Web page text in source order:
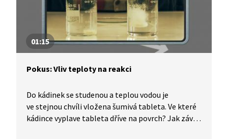
01:15
Pokus: Vliv teploty na reakci
Do kádinek se studenou a teplou vodou je
ve stejnou chvíli vložena šumivá tableta. Ve které
kádince vyplave tableta dříve na povrch? Jak závisí